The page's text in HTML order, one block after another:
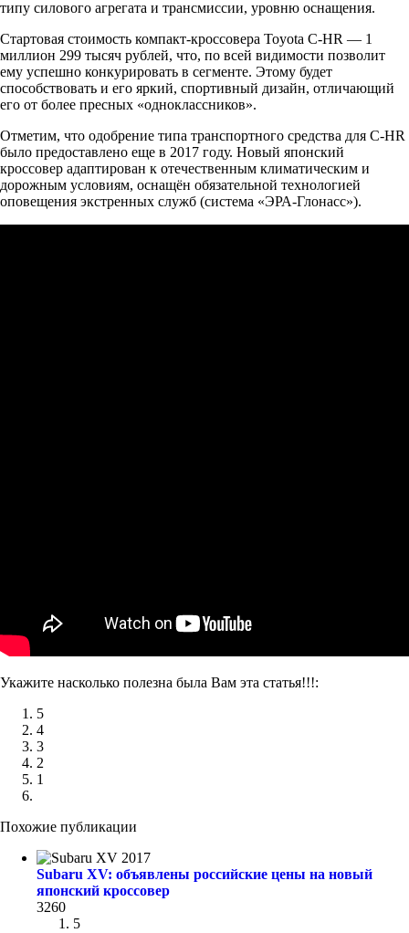
типу силового агрегата и трансмиссии, уровню оснащения.
Стартовая стоимость компакт-кроссовера Toyota C-HR — 1
миллион 299 тысяч рублей, что, по всей видимости позволит
ему успешно конкурировать в сегменте. Этому будет
способствовать и его яркий, спортивный дизайн, отличающий
его от более пресных «одноклассников».
Отметим, что одобрение типа транспортного средства для C-HR
было предоставлено еще в 2017 году. Новый японский
кроссовер адаптирован к отечественным климатическим и
дорожным условиям, оснащён обязательной технологией
оповещения экстренных служб (система «ЭРА-Глонасс»).
Укажите насколько полезна была Вам эта статья!!!:
5
4
3
2
1
Похожие публикации
Subaru XV: объявлены российские цены на новый
японский кроссовер
3260
5